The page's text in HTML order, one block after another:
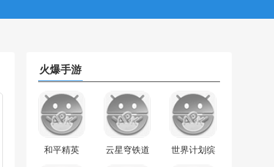
火爆手游
和平精英 云星穹铁道
世界计划缤